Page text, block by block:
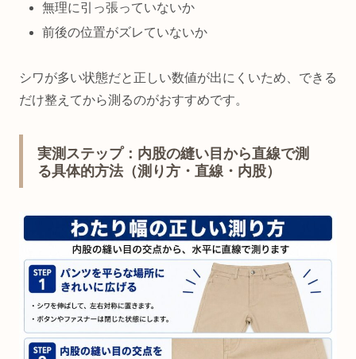
無理に引っ張っていないか
前後の位置がズレていないか
シワが多い状態だと正しい数値が出にくいため、できる
だけ整えてから測るのがおすすめです。
実測ステップ：内股の縫い目から直線で測
る具体的方法（測り方・直線・内股）